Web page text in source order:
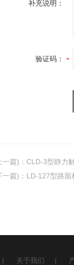
使用
补充说明：
验证码：
一篇) ： CLD-3型静力
一篇) ： LD-127型路面
| 关于我们 |